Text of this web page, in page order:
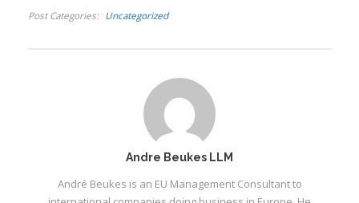
besluite. Digitale
Post Categories Uncategorized
Andre Beukes LLM
André Beukes is an EU Management Consultant to